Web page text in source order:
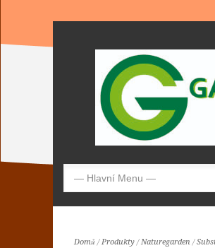
Domů /Produkty/Naturegarden /